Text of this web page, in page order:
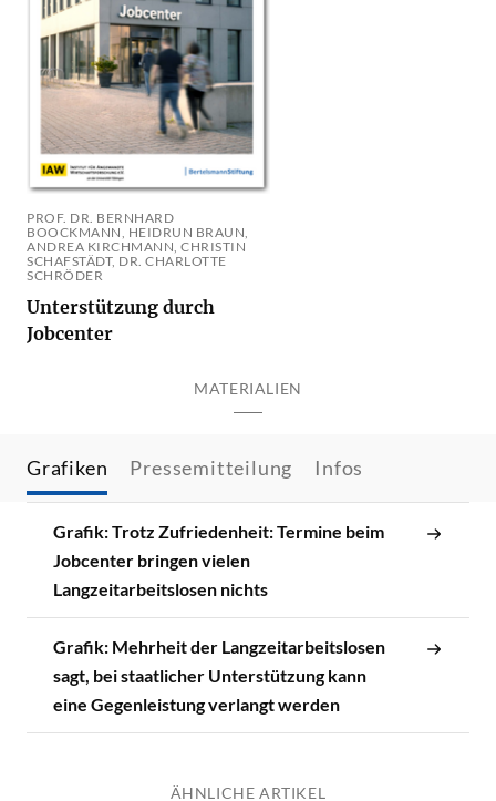
PROF. DR. BERNHARD
BOOCKMANN, HEIDRUN BRAUN,
ANDREA KIRCHMANN, CHRISTIN
SCHAFSTÄDT, DR. CHARLOTTE
SCHRÖDER
Unterstützung durch
Jobcenter
MATERIALIEN
Grafiken Pressemitteilung Infos
Grafik: Trotz Zufriedenheit: Termine beim
Jobcenter bringen vielen
Langzeitarbeitslosen nichts
Grafik: Mehrheit der Langzeitarbeitslosen
sagt, bei staatlicher Unterstützung kann
eine Gegenleistung verlangt werden
ÄHNLICHE ARTIKEL